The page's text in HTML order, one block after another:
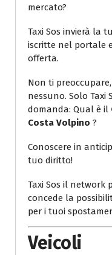
mercato?
Taxi Sos invierà la
iscritte nel portale
offerta.
Non ti
nessuno. Solo
domanda: Qual è il
Costa Volpino ?
Conoscere in
tuo diritto!
Taxi Sos il network
concede la
per i tuoi
Veicoli